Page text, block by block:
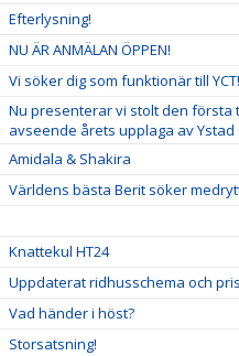
Efterlysning!
NU ÄR ANMÄLAN ÖPPEN!
Vi söker dig som funktionär till YCT!
Nu presenterar vi stolt den första
avseende årets upplaga av Ystad
Amidala & Shakira
Världens bästa Berit söker
Knattekul HT24
Uppdaterat ridhusschema och
Vad händer i höst?
Storsatsning!